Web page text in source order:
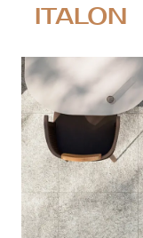
ITALON